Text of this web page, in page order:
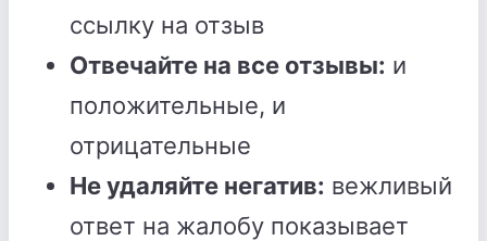
ссылку на отзыв
Отвечайте на все отзывы: и
положительные, и
отрицательные
Не удаляйте негатив: вежливый
ответ на жалобу показывает